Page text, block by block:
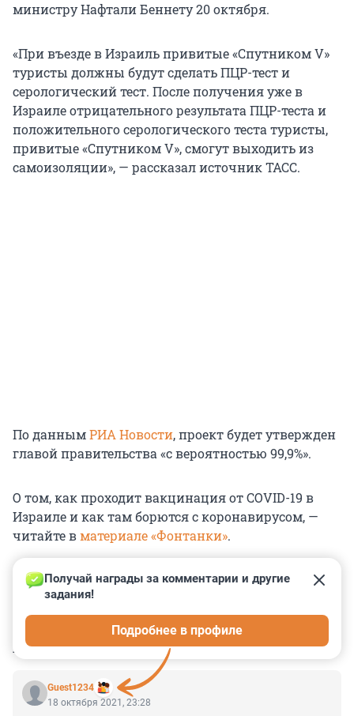
министру Нафтали Беннету 20 октября.
«При въезде в Израиль привитые «Спутником V»
туристы должны будут сделать ПЦР-тест и
серологический тест. После получения уже в
Израиле отрицательного результата ПЦР-теста и
положительного серологического теста туристы,
привитые «Спутником V», смогут выходить из
самоизоляции», — рассказал источник ТАСС.
По даннымРИА Новости, проект будет утвержден
главой правительства «с вероятностью 99,9%».
О том, как проходит вакцинация от COVID-19 в
Израиле и как там борются с коронавирусом, —
читайте вматериале «Фонтанки».
КОММЕНТАРИИ 3
Guest1234
Получай награды за комментарии и другие
задания!
Подробнее в профиле
18 октября 2021, 23:28